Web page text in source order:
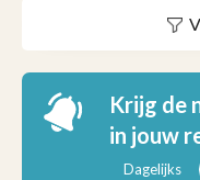
Krijg de
in jouw
Dagelijks